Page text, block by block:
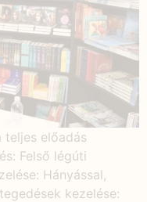
teljes előadás
Felső légúti
Hányással,
kezelése: